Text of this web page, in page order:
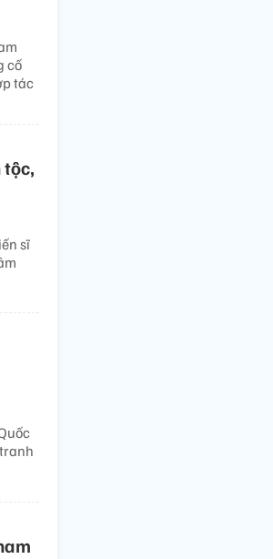
cố
tác
tộc,
sĩ